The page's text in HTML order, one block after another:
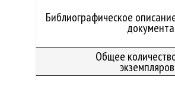
Библиографическое
Общее